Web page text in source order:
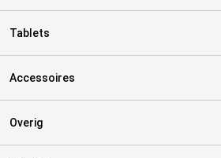
Tablets
Accessoires
Overig